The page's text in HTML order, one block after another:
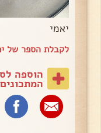
יאמי
לקבלת הספר של
הוספה